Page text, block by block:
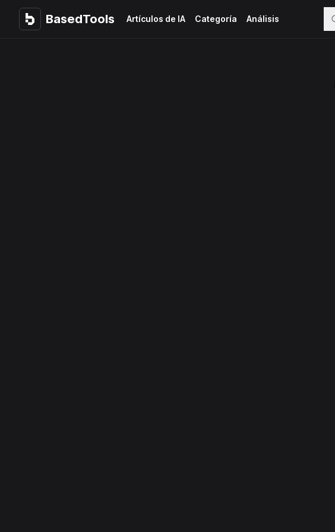
BasedTools
BasedTools Artículos de IA Categoría Análisis